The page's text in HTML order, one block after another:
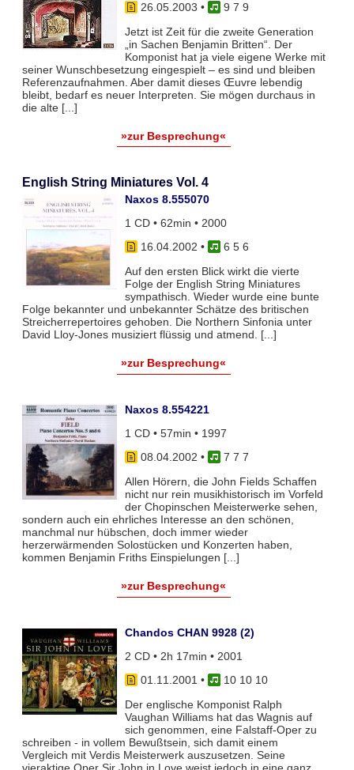
26.05.2003 •
9 7 9
Jetzt ist Zeit für die zweite Generation
„in Sachen Benjamin Britten“. Der
Komponist hat ja viele eigene Werke mit
seiner Wunschbesetzung eingespielt – es sind und bleiben
Referenzaufnahmen. Aber damit dieses Œuvre lebendig
bleibt, bedarf es neuer Interpreten. Sie mögen durchaus in
die alte [...]
»zur Besprechung«
English String Miniatures Vol. 4
Naxos 8.555070
1 CD • 62min • 2000
16.04.2002 •
6 5 6
Auf den ersten Blick wirkt die vierte
Folge der English String Miniatures
sympathisch. Wieder wurde eine bunte
Folge bekannter und unbekannter Schätze des britischen
Streicherrepertoires gehoben. Die Northern Sinfonia unter
David Lloy-Jones musiziert flüssig und atmend. [...]
»zur Besprechung«
Naxos 8.554221
1 CD • 57min • 1997
08.04.2002 •
7 7 7
Allen Hörern, die John Fields Schaffen
nicht nur rein musikhistorisch im Vorfeld
der Chopinschen Meisterwerke sehen,
sondern auch ein ehrliches Interesse an den schönen,
manchmal nur hübschen, doch immer wieder
herzerwärmenden Solostücken und Konzerten haben,
kommen Benjamin Friths Einspielungen [...]
»zur Besprechung«
Chandos CHAN 9928 (2)
2 CD • 2h 17min • 2001
01.11.2001 •
10 10 10
Der englische Komponist Ralph
Vaughan Williams hat das Wagnis auf
sich genommen, eine Falstaff-Oper zu
schreiben - in vollem Bewußtsein, sich damit einem
Vergleich mit Verdis Meisterwerk auszusetzen. Seine